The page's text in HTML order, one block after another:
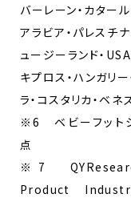
バーレーン・カタール
アラビア・パレスチナ
ュージーランド・
キプロス・ハンガリー
ラ・コスタリカ・ベネ
※6 ベビーフット
点
※7
Product